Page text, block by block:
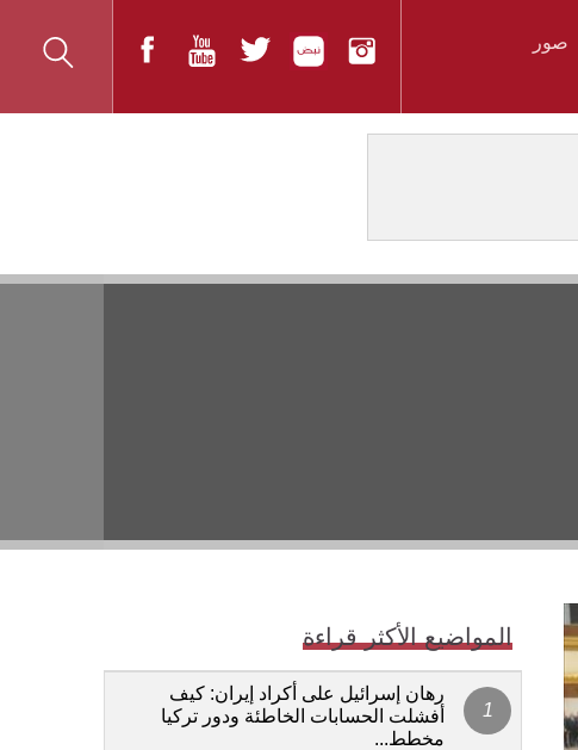
صور
المواضيع الأكثر قراءة
رهان إسرائيل على أكراد إيران: كيف
أفشلت الحسابات الخاطئة ودور تركيا
مخطط...